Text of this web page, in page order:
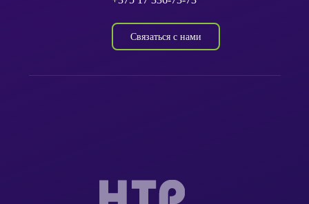
Связаться с нами